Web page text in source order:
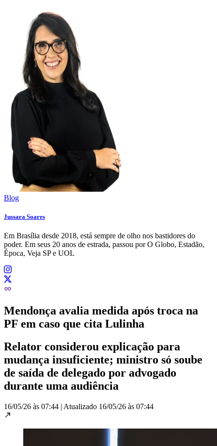
Blog
Jussara Soares
Em Brasília desde 2018, está sempre de olho nos bastidores do
poder. Em seus 20 anos de estrada, passou por O Globo, Estadão,
Época, Veja SP e UOL
Mendonça avalia medida após troca na
PF em caso que cita Lulinha
Relator considerou explicação para
mudança insuficiente; ministro só soube
de saída de delegado por advogado
durante uma audiência
16/05/26 às 07:44 | Atualizado 16/05/26 às 07:44